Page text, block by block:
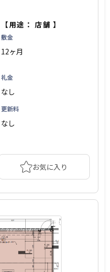
【用途：店舗 】
敷金
12ヶ月
礼金
なし
更新料
なし
お気に入り